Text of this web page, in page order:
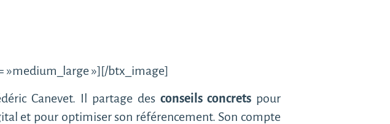
»medium_large »][/btx_image]
Canevet. Il partage des conseils concretspour
et pour optimiser son référencement. Son compte